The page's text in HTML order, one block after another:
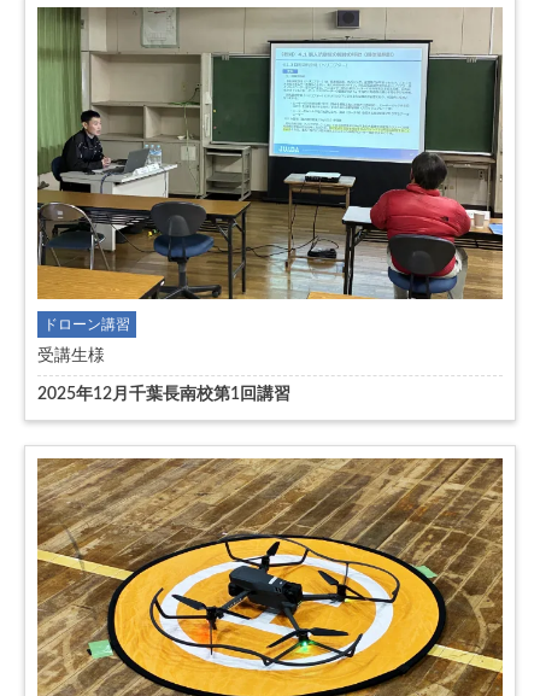
ドローン講習
受講生様
2025年12月千葉長南校第1回講習